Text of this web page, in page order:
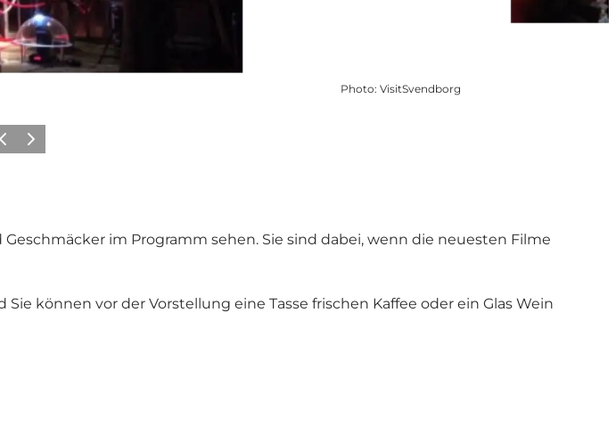
Photo: VisitSvendborg
slide
Next slide
im Programm sehen. Sie sind dabei, wenn die neuesten Filme
können vor der Vorstellung eine Tasse frischen Kaffee oder ein Glas Wein